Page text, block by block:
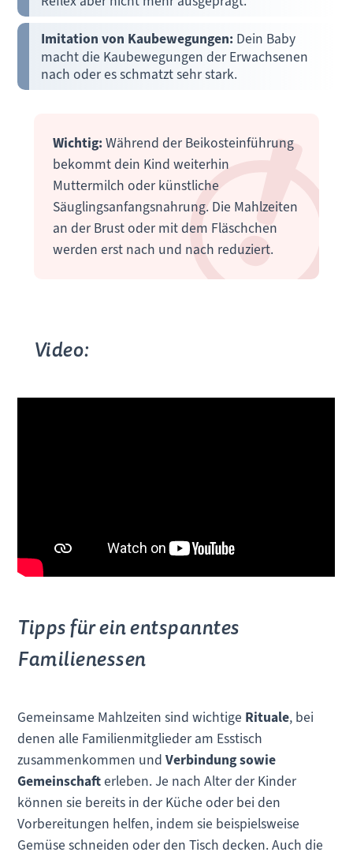
Imitation von Kaubewegungen: Dein Baby
macht die Kaubewegungen der Erwachsenen
nach oder es schmatzt sehr stark.
Wichtig: Während der Beikosteinführung
bekommt dein Kind weiterhin
Muttermilch oder künstliche
Säuglingsanfangsnahrung. Die Mahlzeiten
an der Brust oder mit dem Fläschchen
werden erst nach und nach reduziert.
Video:
Tipps für ein entspanntes
Familienessen
Gemeinsame Mahlzeiten sind wichtige Rituale, bei
denen alle Familienmitglieder am Esstisch
zusammenkommen undVerbindung sowie
Gemeinschafterleben. Je nach Alter der Kinder
können sie bereits in der Küche oder bei den
Vorbereitungen helfen, indem sie beispielsweise
Gemüse schneiden oder den Tisch decken. Auch die